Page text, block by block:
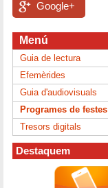
Google+
Menú
Guia de lectura
Efemèrides
Guia d'audiovisuals
Programes de festes
Tresors digitals
Destaquem